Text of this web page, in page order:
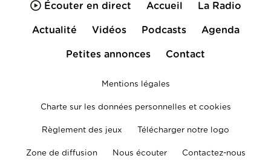
Écouter en direct Accueil La Radio
Actualité Vidéos Podcasts Agenda
Petites annonces Contact
Mentions légales
Charte sur les données personnelles et cookies
Règlement des jeux Télécharger notre logo
Zone de diffusion Nous écouter Contactez-nous